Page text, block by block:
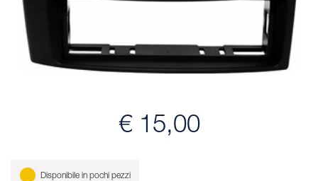
€ 15,00
Disponibile in pochi pezzi